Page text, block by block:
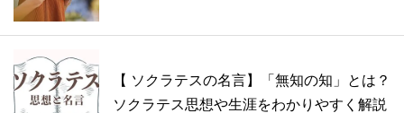
【 ソクラテスの名言】「無知の知」とは？
ソクラテス思想や生涯をわかりやすく解説